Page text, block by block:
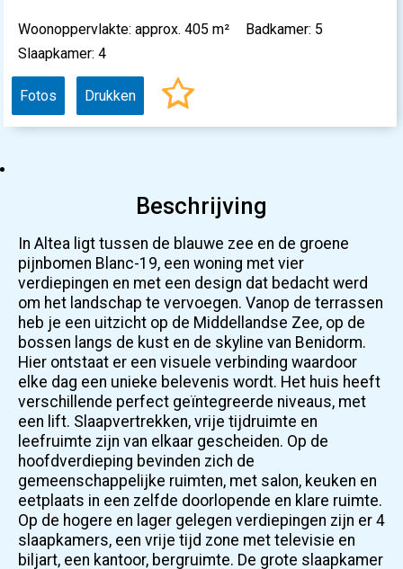
Woonoppervlakte: approx. 405 m²
Badkamer: 5
Slaapkamer: 4
Fotos Drukken
Beschrijving
In Altea ligt tussen de blauwe zee en de groene
pijnbomen Blanc-19, een woning met vier
verdiepingen en met een design dat bedacht werd
om het landschap te vervoegen. Vanop de terrassen
heb je een uitzicht op de Middellandse Zee, op de
bossen langs de kust en de skyline van Benidorm.
Hier ontstaat er een visuele verbinding waardoor
elke dag een unieke belevenis wordt. Het huis heeft
verschillende perfect geïntegreerde niveaus, met
een lift. Slaapvertrekken, vrije tijdruimte en
leefruimte zijn van elkaar gescheiden. Op de
hoofdverdieping bevinden zich de
gemeenschappelijke ruimten, met salon, keuken en
eetplaats in een zelfde doorlopende en klare ruimte.
Op de hogere en lager gelegen verdiepingen zijn er 4
slaapkamers, een vrije tijd zone met televisie en
biljart, een kantoor, bergruimte. De grote slaapkamer